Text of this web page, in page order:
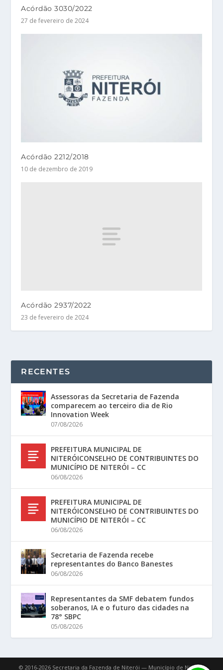
Acórdão 3030/2022
27 de fevereiro de 2024
Acórdão 2212/2018
10 de dezembro de 2019
Acórdão 2937/2022
23 de fevereiro de 2024
RECENTES
Assessoras da Secretaria de Fazenda
comparecem ao terceiro dia de Rio
Innovation Week
07/08/2026
PREFEITURA MUNICIPAL DE
NITERÓICONSELHO DE CONTRIBUINTES DO
MUNICÍPIO DE NITERÓI – CC
06/08/2026
PREFEITURA MUNICIPAL DE
NITERÓICONSELHO DE CONTRIBUINTES DO
MUNICÍPIO DE NITERÓI – CC
06/08/2026
Secretaria de Fazenda recebe
representantes do Banco Banestes
06/08/2026
Representantes da SMF debatem fundos
soberanos, IA e o futuro das cidades na
78° SBPC
05/08/2026
© 2016-2026 Secretaria da Fazenda de Niterói — Município de Niterói.